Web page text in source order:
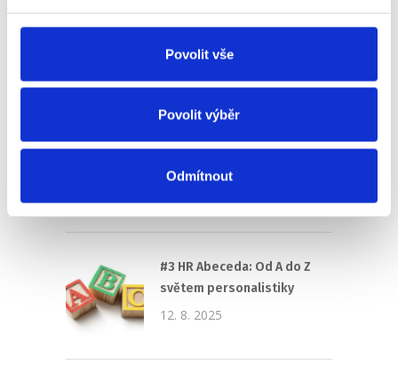
Povolit vše
Povolit výběr
Odmítnout
Recent Popular Comments
(Ne)komunikace se
#3 HR Abeceda: Od A do Z
světem personalistiky
12. 8. 2025